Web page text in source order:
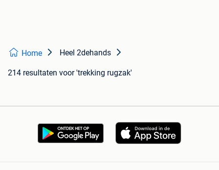
Home Heel 2dehands
214 resultaten voor 'trekking rugzak'